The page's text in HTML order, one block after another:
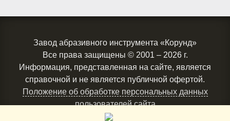
Завод абразивного инструмента «Корунд»
Все права защищены © 2001 – 2026 г.
Информация, представленная на сайте, является
справочной и не является публичной офертой.
Положение об обработке персональных данных
пользователей сайта
Политика в отношении обработки персональных